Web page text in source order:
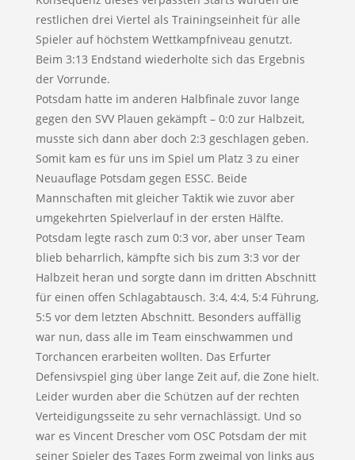
restlichen drei Viertel als Trainingseinheit für alle
Spieler auf höchstem Wettkampfniveau genutzt.
Beim 3:13 Endstand wiederholte sich das Ergebnis
der Vorrunde.
Potsdam hatte im anderen Halbfinale zuvor lange
gegen den SVV Plauen gekämpft – 0:0 zur Halbzeit,
musste sich dann aber doch 2:3 geschlagen geben.
Somit kam es für uns im Spiel um Platz 3 zu einer
Neuauflage Potsdam gegen ESSC. Beide
Mannschaften mit gleicher Taktik wie zuvor aber
umgekehrten Spielverlauf in der ersten Hälfte.
Potsdam legte rasch zum 0:3 vor, aber unser Team
blieb beharrlich, kämpfte sich bis zum 3:3 vor der
Halbzeit heran und sorgte dann im dritten Abschnitt
für einen offen Schlagabtausch. 3:4, 4:4, 5:4 Führung,
5:5 vor dem letzten Abschnitt. Besonders auffällig
war nun, dass alle im Team einschwammen und
Torchancen erarbeiten wollten. Das Erfurter
Defensivspiel ging über lange Zeit auf, die Zone hielt.
Leider wurden aber die Schützen auf der rechten
Verteidigungsseite zu sehr vernachlässigt. Und so
war es Vincent Drescher vom OSC Potsdam der mit
seiner Spieler des Tages Form zweimal von links aus